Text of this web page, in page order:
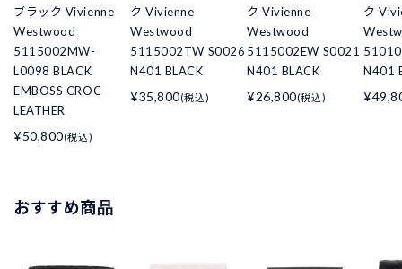
ブラック Vivienne
Westwood
5115002MW-
L0098 BLACK
EMBOSS CROC
LEATHER
¥50,800(税込)
ク Vivienne
Westwood
5115002TW S0026
N401 BLACK
¥35,800(税込)
ク Vivienne
Westwood
5115002EW S0021
N401 BLACK
¥26,800(税込)
ク
N401
おすすめ商品